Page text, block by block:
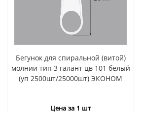
Бегунок для спиральной (витой)
молнии тип 3 галант цв 101 белый
(уп 2500шт/25000шт) ЭКОНОМ
Цена за 1 шт